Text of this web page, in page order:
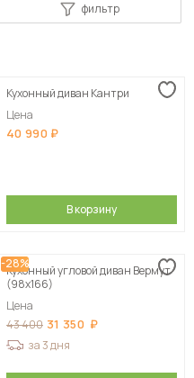
фильтр
Кухонный диван Кантри
Цена
40 990
В корзину
-28%
Кухонный угловой диван Вермут
(98х166)
Цена
43 400 31 350
за 3 дня